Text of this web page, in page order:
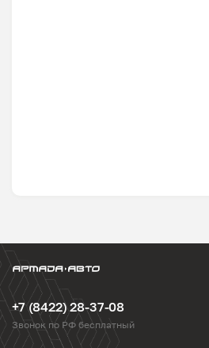
+7 (8422) 28-37-08
Звонок по РФ бесплатный